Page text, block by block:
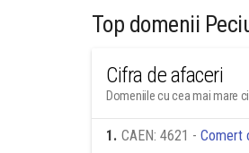
Top domenii
Cifra de afaceri
Domeniile cu cea mai mare
1. CAEN: 4621 - Comert